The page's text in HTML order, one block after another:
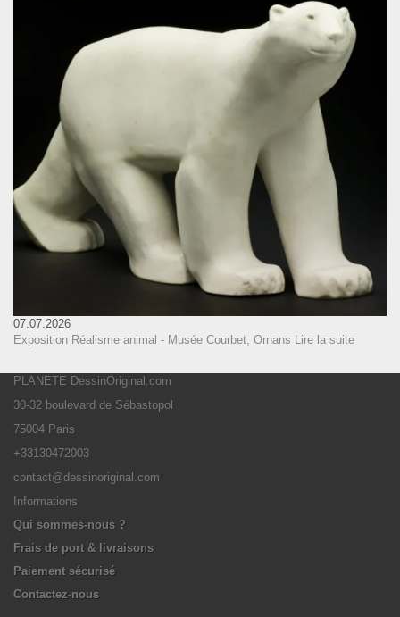
07.07.2026
Exposition Réalisme animal - Musée Courbet, Ornans Lire la suite
PLANETE DessinOriginal.com
30-32 boulevard de Sébastopol
75004 Paris
+33130472003
contact@dessinoriginal.com
Informations
Qui sommes-nous ?
Frais de port & livraisons
Paiement sécurisé
Contactez-nous